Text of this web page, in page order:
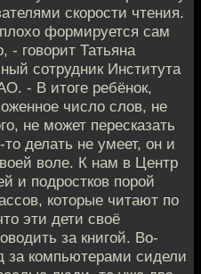
скорости чтения.
формируется сам
- говорит Татьяна
сотрудник Института
- В итоге ребёнок,
число слов, не
не может пересказать
то делать не умеет, он и
воле. К нам в Центр
и подростков порой
которые читают по
эти дети своё
за книгой. Во-
за компьютерами сидели